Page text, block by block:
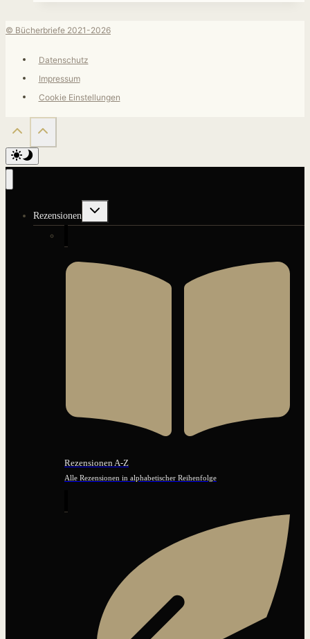
© Bücherbriefe 2021-2026
Datenschutz
Impressum
Cookie Einstellungen
Rezensionen
Untermenü
Rezensionen A-Z
Alle Rezensionen in alphabetischer Reihenfolge